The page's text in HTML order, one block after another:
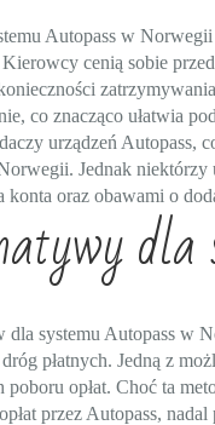
Autopass w
cenią sobie
co znacząco ułatwia
urządzeń Autopass,
Jednak
konta oraz obawami o
dla
dla systemu Autopass
płatnych. Jedną z
opłat. Choć ta
przez Autopass,